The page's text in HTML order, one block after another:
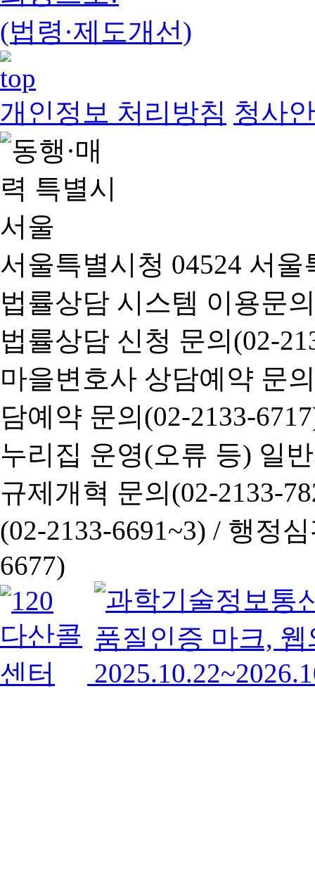
(법령·제도개선)
개인정보 처리방침 청사
서울특별시청 04524 서
법률상담 시스템 이용문
법률상담 신청 문의(02-
마을변호사 상담예약 문
담예약 문의(02-2133-
누리집 운영(오류 등) 일
규제개혁 문의(02-2133-
(02-2133-6691~3) / 행정심
6677)